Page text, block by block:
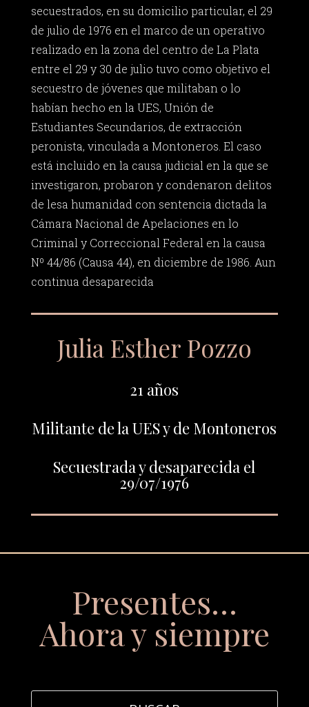
secuestrados, en su domicilio particular, el 29
de julio de 1976 en el marco de un operativo
realizado en la zona del centro de La Plata
entre el 29 y 30 de julio tuvo como objetivo el
secuestro de jóvenes que militaban o lo
habían hecho en la UES, Unión de
Estudiantes Secundarios, de extracción
peronista, vinculada a Montoneros. El caso
está incluido en la causa judicial en la que se
investigaron, probaron y condenaron delitos
de lesa humanidad con sentencia dictada la
Cámara Nacional de Apelaciones en lo
Criminal y Correccional Federal en la causa
Nº 44/86 (Causa 44), en diciembre de 1986. Aun
continua desaparecida
Julia Esther Pozzo
21 años
Militante de la UES y de Montoneros
Secuestrada y desaparecida el
29/07/1976
Presentes…
Ahora y siempre